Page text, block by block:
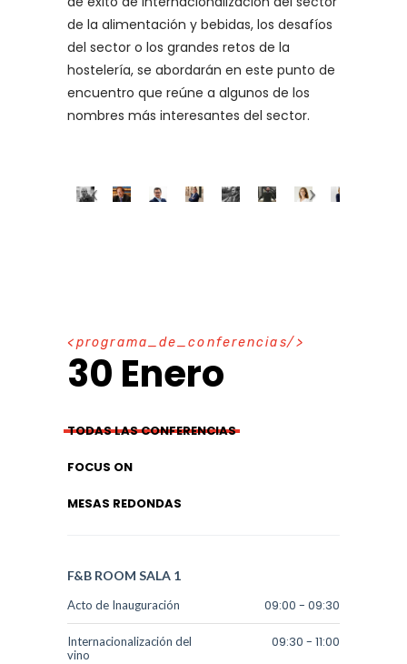
de la alimentación y bebidas, los desafíos
del sector o los grandes retos de la
hostelería, se abordarán en este punto de
encuentro que reúne a algunos de los
nombres más interesantes del sector.
programa_de_conferencias
30 Enero
TODAS LAS CONFERENCIAS
FOCUS ON
MESAS REDONDAS
F&B ROOM SALA 1
Acto de Inauguración 09:00 - 09:30
Internacionalización del
vino
09:30 - 11:00